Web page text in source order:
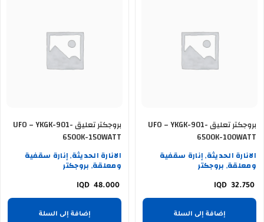
بروجكتر تعليق UFO – YKGK-901-
6500K-100WATT
الانارة الحديثة, إنارة سقفية
ومعلقة, بروجكتر
32.750
إضافة إلى السلة
بروجكتر تعليق UFO – YKGK-901-
6500K-150WATT
الانارة الحديثة, إنارة سقفية
ومعلقة, بروجكتر
48.000
إضافة إلى السلة